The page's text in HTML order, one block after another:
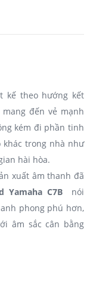
kế theo hướng kết
đến vẻ mạnh
kém đi phần tinh
trong nhà như
hài hòa.
xuất âm thanh đã
Yamaha C7Bnói
phong phú hơn,
âm sắc cân bằng